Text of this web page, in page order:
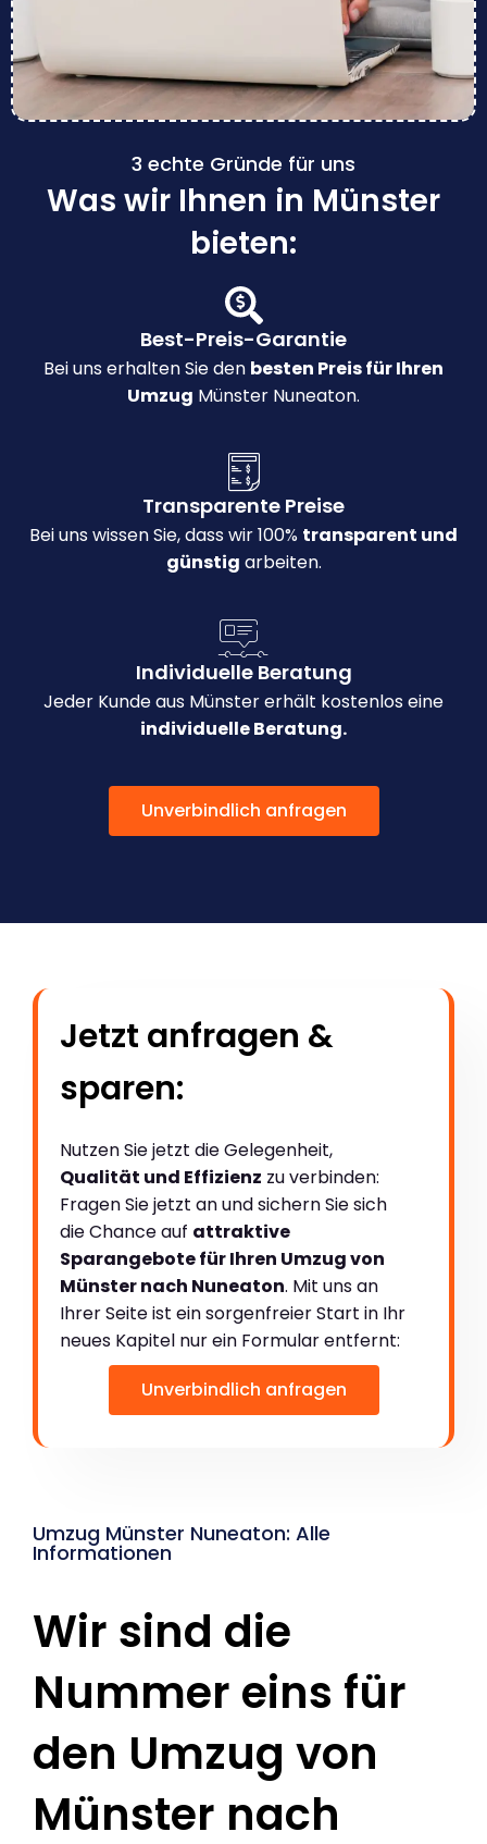
3 echte Gründe für uns
Was wir Ihnen in Münster
bieten:
Best-Preis-Garantie
Bei uns erhalten Sie den besten Preis für Ihren
Umzug Münster Nuneaton.
Transparente Preise
Bei uns wissen Sie, dass wir 100% transparent und
günstig arbeiten.
Individuelle Beratung
Jeder Kunde aus Münster erhält kostenlos eine
individuelle Beratung.
Unverbindlich anfragen
Jetzt anfragen &
sparen:
Nutzen Sie jetzt die Gelegenheit,
Qualität und Effizienz zu verbinden:
Fragen Sie jetzt an und sichern Sie sich
die Chance auf attraktive
Sparangebote für Ihren Umzug von
Münster nach Nuneaton. Mit uns an
Ihrer Seite ist ein sorgenfreier Start in Ihr
neues Kapitel nur ein Formular entfernt:
Unverbindlich anfragen
Umzug Münster Nuneaton: Alle
Informationen
Wir sind die
Nummer eins für
den Umzug von
Münster nach